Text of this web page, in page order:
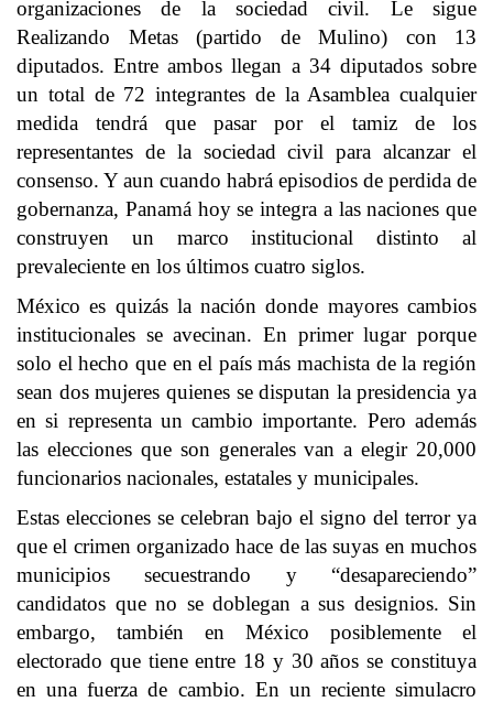
organizaciones de la sociedad civil. Le sigue
Realizando Metas (partido de Mulino) con 13
diputados. Entre ambos llegan a 34 diputados sobre
un total de 72 integrantes de la Asamblea cualquier
medida tendrá que pasar por el tamiz de los
representantes de la sociedad civil para alcanzar el
consenso. Y aun cuando habrá episodios de perdida de
gobernanza, Panamá hoy se integra a las naciones que
construyen un marco institucional distinto al
prevaleciente en los últimos cuatro siglos.
México es quizás la nación donde mayores cambios
institucionales se avecinan. En primer lugar porque
solo el hecho que en el país más machista de la región
sean dos mujeres quienes se disputan la presidencia ya
en si representa un cambio importante. Pero además
las elecciones que son generales van a elegir 20,000
funcionarios nacionales, estatales y municipales.
Estas elecciones se celebran bajo el signo del terror ya
que el crimen organizado hace de las suyas en muchos
municipios secuestrando y “desapareciendo”
candidatos que no se doblegan a sus designios. Sin
embargo, también en México posiblemente el
electorado que tiene entre 18 y 30 años se constituya
en una fuerza de cambio. En un reciente simulacro